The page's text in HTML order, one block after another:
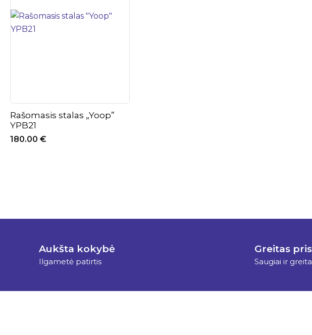
Rašomasis stalas „Yoop”
YPB21
180.00 €
Aukšta kokybė
Ilgametė patirtis
Greitas
Saugiai ir